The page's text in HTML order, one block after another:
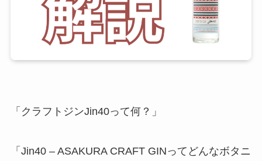
「クラフトジンJin40って何？」
「Jin40 – ASAKURA CRAFT GINってどんなボタニ